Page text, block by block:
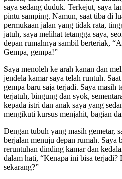
saya sedang duduk. Terkejut, saya
pintu samping. Namun, saat tiba di
permukaan jalan yang tidak rata,
jatuh, saya melihat tetangga saya,
depan rumahnya sambil berteriak,
Gempa, gempa!”
Saya menoleh ke arah kanan dan
jendela kamar saya telah runtuh.
gempa baru saja terjadi. Saya masih
terjatuh, bingung dan syok,
kepada istri dan anak saya yang
mengikuti kursus menjahit, bagian
Dengan tubuh yang masih gemetar,
berjalan menuju depan rumah. Saya
reruntuhan dinding kamar dan
dalam hati, “Kenapa ini bisa terjadi?
sekarang?”